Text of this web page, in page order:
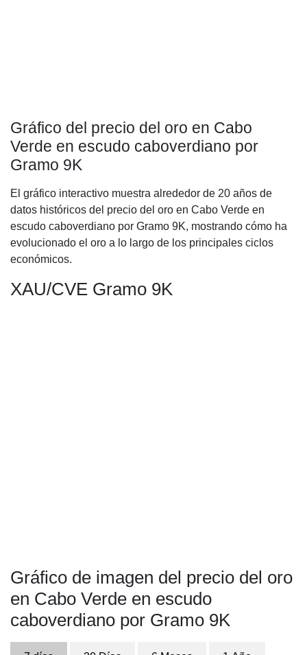
Gráfico del precio del oro en Cabo
Verde en escudo caboverdiano por
Gramo 9K
El gráfico interactivo muestra alrededor de 20 años de
datos históricos del precio del oro en Cabo Verde en
escudo caboverdiano por Gramo 9K, mostrando cómo ha
evolucionado el oro a lo largo de los principales ciclos
económicos.
XAU/CVE Gramo 9K
Gráfico de imagen del precio del oro
en Cabo Verde en escudo
caboverdiano por Gramo 9K